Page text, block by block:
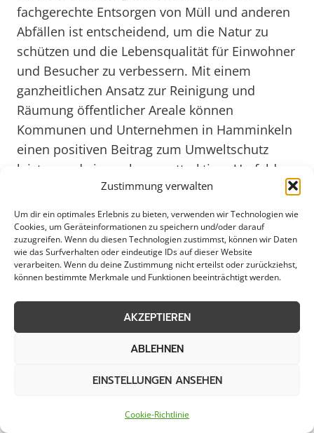
Zustimmung verwalten
Um dir ein optimales Erlebnis zu bieten, verwenden wir Technologien wie
Cookies, um Geräteinformationen zu speichern und/oder darauf
zuzugreifen. Wenn du diesen Technologien zustimmst, können wir Daten
wie das Surfverhalten oder eindeutige IDs auf dieser Website
verarbeiten. Wenn du deine Zustimmung nicht erteilst oder zurückziehst,
können bestimmte Merkmale und Funktionen beeinträchtigt werden.
AKZEPTIEREN
ABLEHNEN
EINSTELLUNGEN ANSEHEN
Cookie-Richtlinie
fachgerechte Entsorgen von Müll und anderen
Abfällen ist entscheidend, um die Natur zu
schützen und die Lebensqualität für Einwohner
und Besucher zu verbessern. Mit einem
ganzheitlichen Ansatz zur Reinigung und
Räumung öffentlicher Areale können
Kommunen und Unternehmen in Hamminkeln
einen positiven Beitrag zum Umweltschutz
leisten und ein sauberes, attraktives Umfeld
In Anbetracht der wachsenden
Herausforderungen im Bereich der
Abfallentsorgung und Stadtreinigung ist es
professionelle Dienstleister setzt, die
innovative Lösungen und nachhaltige Konzepte
für die Räumung von öffentlichen Flächen
umweltfreundliche Maßnahmen zur
Flächenräumung noch wichtiger sein, um den